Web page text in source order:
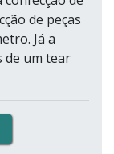
de peças
Já a
de um tear